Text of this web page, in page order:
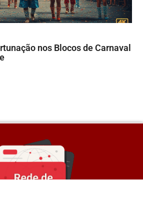
nos Blocos de Carnaval